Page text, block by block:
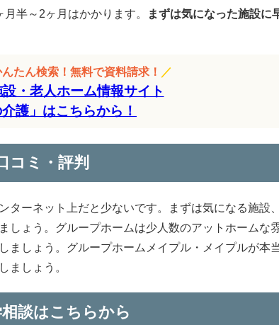
半～2ヶ月はかかります。
まずは気になった施設に
たん検索！無料で資料請求！ ／
設・老人ホーム情報サイト
介護」はこちらから！
コミ・評判
ターネット上だと少ないです。まずは気になる施設
しょう。グループホームは少人数のアットホームな
ましょう。グループホームメイプル・メイプルが本
ましょう。
談はこちらから